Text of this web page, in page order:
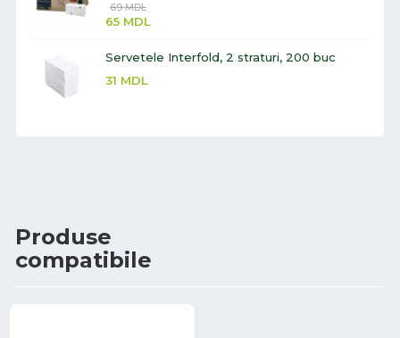
69MDL
65 MDL
Servetele Interfold, 2 straturi, 200 buc
31 MDL
Produse
compatibile